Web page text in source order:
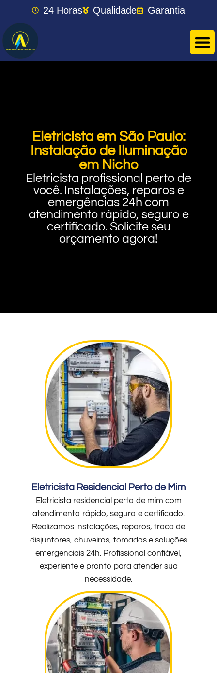
24 Horas Qualidade Garantia
Eletricista em São Paulo:
Instalação de Iluminação
em Nicho
Eletricista profissional perto de
você. Instalações, reparos e
emergências 24h com
atendimento rápido, seguro e
certificado. Solicite seu
orçamento agora!
Eletricista Residencial Perto de Mim
Eletricista residencial perto de mim com
atendimento rápido, seguro e certificado.
Realizamos instalações, reparos, troca de
disjuntores, chuveiros, tomadas e soluções
emergenciais 24h. Profissional confiável,
experiente e pronto para atender sua
necessidade.